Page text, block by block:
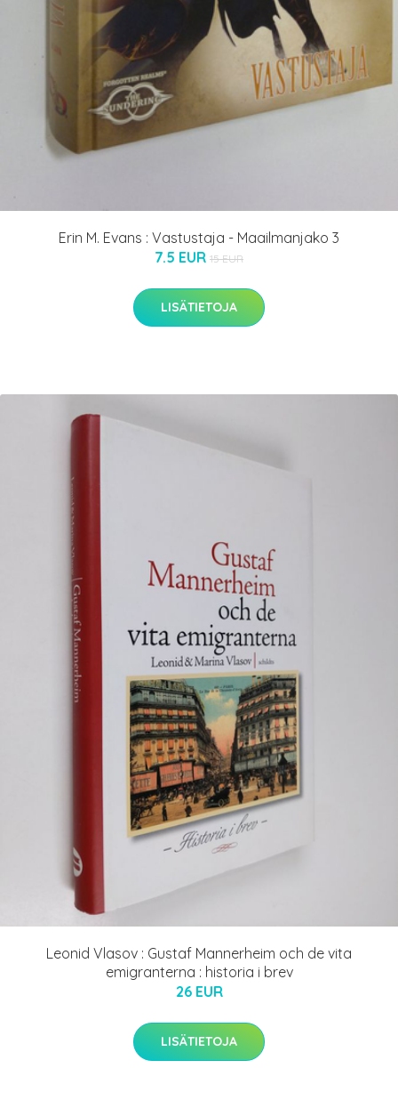
Erin M. Evans : Vastustaja - Maailmanjako 3
7.5 EUR 15 EUR
LISÄTIETOJA
Leonid Vlasov : Gustaf Mannerheim och de vita
emigranterna : historia i brev
26 EUR
LISÄTIETOJA